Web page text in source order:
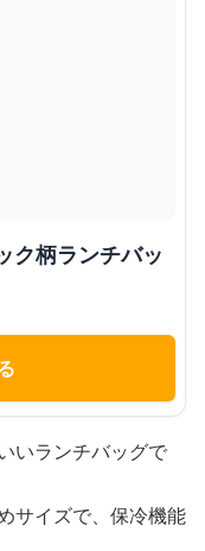
ク柄ランチバッ
いランチバッグで
サイズで、保冷機能